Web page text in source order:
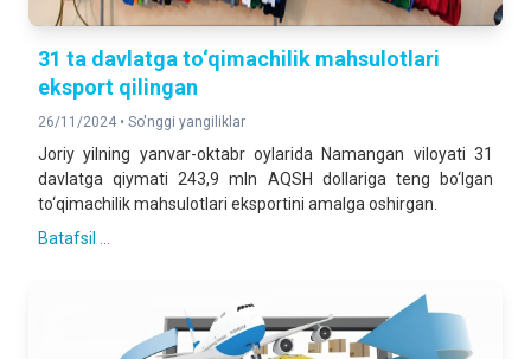
31 ta davlatga to‘qimachilik mahsulotlari
eksport qilingan
26/11/2024 • So'nggi yangiliklar
Joriy yilning yanvar-oktabr oylarida Namangan viloyati 31
davlatga qiymati 243,9 mln AQSH dollariga teng bo‘lgan
to‘qimachilik mahsulotlari eksportini amalga oshirgan.
Batafsil ...